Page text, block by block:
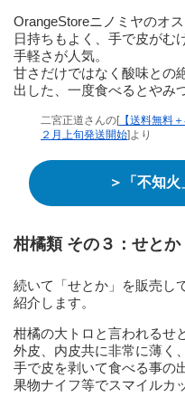
OrangeStoreニノミヤのオス
日持ちもよく、手で皮がむ
手軽さが人気。
甘さだけではなく酸味との
出した、一度食べるとやみ
二宮正道さんの[【送料無料
２月上旬発送開始]より
＞「不知
柑橘類 その３：せとか
続いて「せとか」を販売し
紹介します。
柑橘の大トロと言われるせ
外皮、内皮共に非常に薄く
手で皮を剥いて食べる事の
果物ナイフ等でスマイルカ